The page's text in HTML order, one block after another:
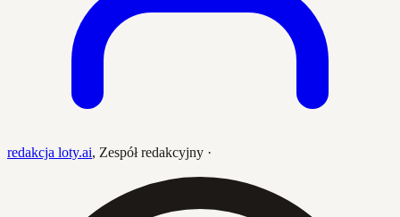
redakcja loty.ai, Zespół redakcyjny ·